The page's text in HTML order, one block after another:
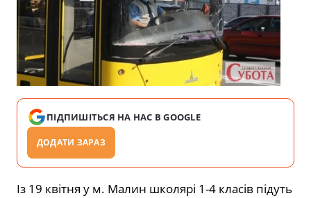
ПІДПИШІТЬСЯ НА НАС В GOOGLE
ДОДАТИ ЗАРАЗ
Із 19 квітня у м. Малин школярі 1-4 класів підуть